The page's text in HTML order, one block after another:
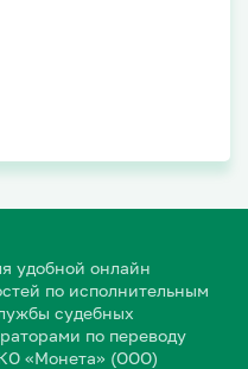
удобной онлайн
по исполнительным
судебных
по переводу
«Монета» (ООО)